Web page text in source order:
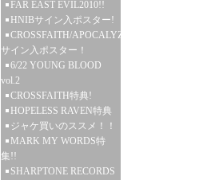
FAR EAST EVIL2010!!
HNIBサイン入ポスター!
CROSSFAITH/APOCALYZE
サイン入ポスター！
6/22 YOUNG BLOOD
vol.2
CROSSFAITH特典!
HOPELESS RAVEN特典
ジャケ買いのススメ！！
MARK MY WORDS特
集!!
SHARPTONE RECORDS